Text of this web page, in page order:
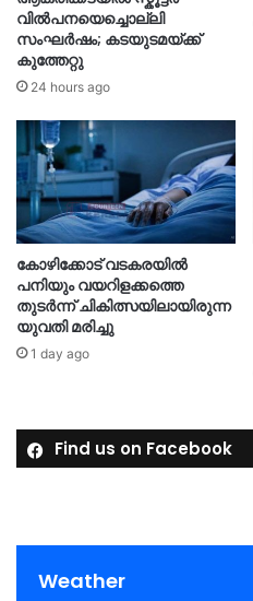
വിൽപനയെച്ചൊല്ലി
സംഘർഷം; കടയുടമയ്ക്ക്
കുത്തേറ്റു
24 hours ago
കോഴിക്കോട് വടകരയിൽ
പനിയും വയറിളക്കത്തെ
തുടർന്ന് ചികിത്സയിലായിരുന്ന
യുവതി മരിച്ചു
1 day ago
Find us on Facebook
Weather